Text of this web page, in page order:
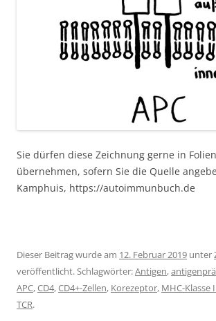
Sie dürfen diese Zeichnung gerne in
übernehmen, sofern Sie die Quelle
Kamphuis, https://autoimmunbuch.de
Dieser Beitrag wurde am 12. Februar 2019 unter
veröffentlicht. Schlagwörter:Antigen,
APC,CD4,CD4+-Zellen, Korezeptor, MHC-Klasse
TCR.